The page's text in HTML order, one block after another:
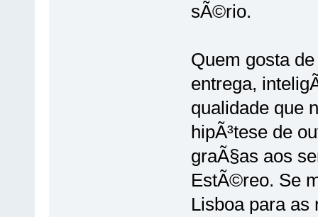
sÃ©rio.
Quem gosta
entrega,
qualidade que
hipÃ³tese de
graÃ§as aos
EstÃ©reo. Se
Lisboa para as